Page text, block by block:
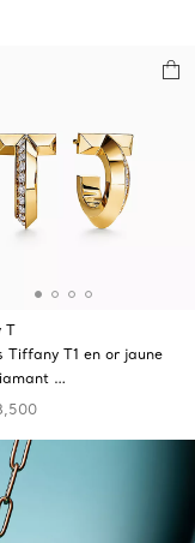
T
Tiffany T1 en or jaune
…